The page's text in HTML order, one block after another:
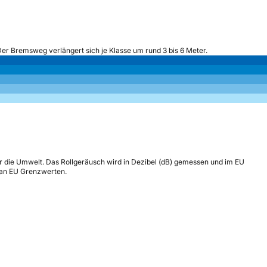
Bremsweg verlängert sich je Klasse um rund 3 bis 6 Meter.
Umwelt. Das Rollgeräusch wird in Dezibel (dB) gemessen und im EU
EU Grenzwerten.